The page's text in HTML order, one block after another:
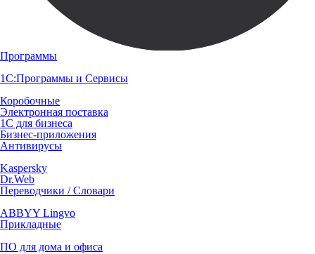
Программы
1С:Программы и Сервисы
Коробочные
Электронная поставка
1С для бизнеса
Бизнес-приложения
Антивирусы
Kaspersky
Dr.Web
Переводчики / Словари
ABBYY Lingvo
Прикладные
ПО для дома и офиса